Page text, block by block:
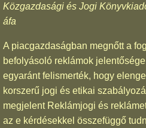
Közgazdasági és Jogi
áfa
A piacgazdaságban megnőtt a
befolyásoló reklámok
egyaránt felismerték, hogy
korszerű jogi és etikai
megjelent Reklámjogi és
az e kérdésekkel összefüggő